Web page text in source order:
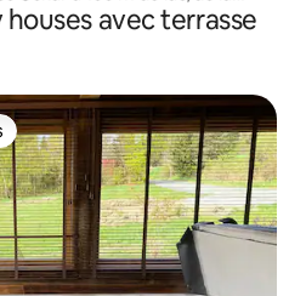
avec terrasse